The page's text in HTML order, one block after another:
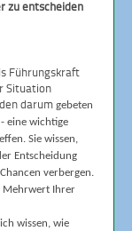
zu entscheiden
Führungskraft
Situation
darumgebeten
eine wichtige
Sie wissen,
Entscheidung
verbergen.
Mehrwert Ihrer
wissen, wie